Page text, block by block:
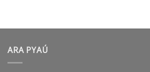
ARA PYAÚ